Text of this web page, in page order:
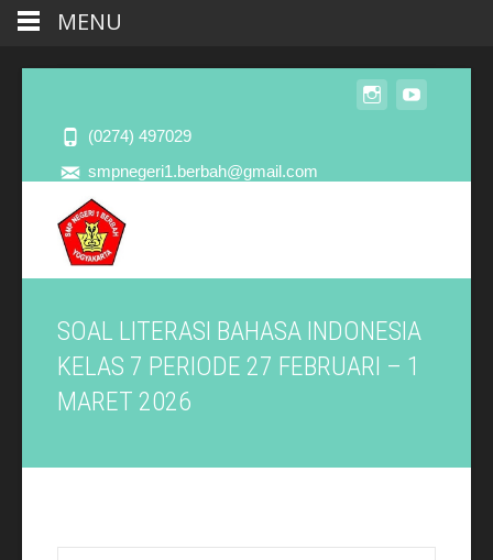
(0274) 497029
smpnegeri1.berbah@gmail.com
SOAL LITERASI BAHASA INDONESIA
KELAS 7 PERIODE 27 FEBRUARI – 1
MARET 2026
MENU